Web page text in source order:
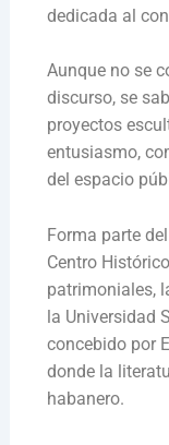
dedicada al
Aunque no se
discurso, se
proyectos
entusiasmo,
del espacio
Forma parte
Centro
patrimoniales,
la Universidad
concebido por
donde la
habanero.